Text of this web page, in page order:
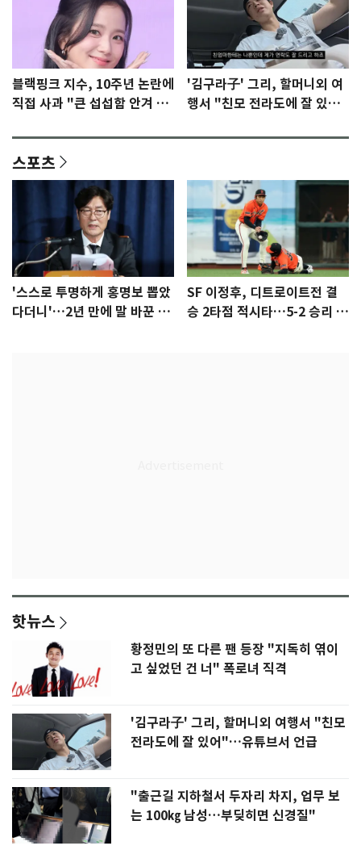
블랙핑크 지수, 10주년 논란에
직접 사과 "큰 섭섭함 안겨 미
'김구라子' 그리, 할머니외 여
행서 "친모 전라도에 잘 있
스포츠
'스스로 투명하게 홍명보 뽑았
다더니'…2년 만에 말 바꾼 이
SF 이정후, 디트로이트전 결
승 2타점 적시타…5-2 승리 견
핫뉴스
황정민의 또 다른 팬 등장 "지독히 엮이
고 싶었던 건 너" 폭로녀 직격
'김구라子' 그리, 할머니외 여행서 "친모
전라도에 잘 있어"…유튜브서 언급
"출근길 지하철서 두자리 차지, 업무 보
는 100㎏ 남성…부딪히면 신경질"